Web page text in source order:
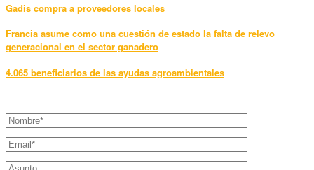
Gadis compra a proveedores locales
Francia asume como una cuestión de estado la falta de relevo
generacional en el sector ganadero
4.065 beneficiarios de las ayudas agroambientales